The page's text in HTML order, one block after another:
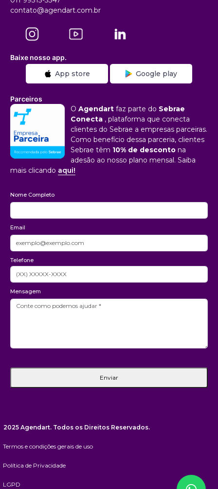
contato@agendart.com.br
Baixe nosso app.
App store Google play
Parceiros
O Agendart faz parte do Sebrae
Conecta , plataforma que conecta
clientes do Sebrae a empresas parceiras.
Como benefício dessa parceria, clientes
Sebrae têm 10% de desconto na
adesão ao nosso plano mensal. Saiba
mais clicando aqui!
Nome Completo
Email
Telefone
Mensagem
Enviar
2025 Agendart. Todos os Direitos Reservados.
Termos e condições gerais de uso
Política de Privacidade
LGPD